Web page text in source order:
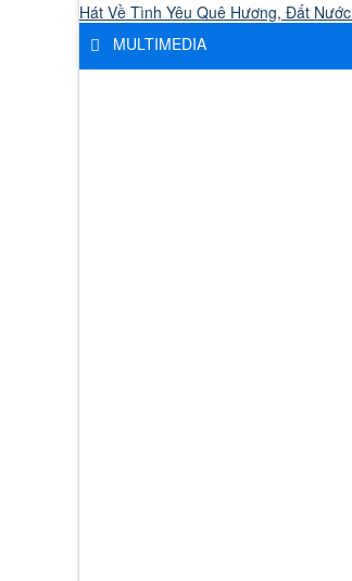
Hát Về Tình Yêu Quê Hương, Đất Nước
MULTIMEDIA